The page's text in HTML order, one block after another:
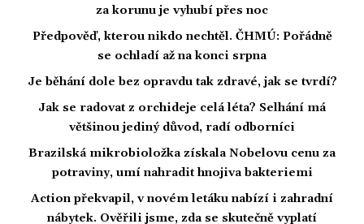
za korunu je vyhubí přes noc
Předpověď, kterou nikdo nechtěl. ČHMÚ: Pořádně
se ochladí až na konci srpna
Je běhání dole bez opravdu tak zdravé, jak se tvrdí?
Jak se radovat z orchideje celá léta? Selhání má
většinou jediný důvod, radí odborníci
Brazilská mikrobioložka získala Nobelovu cenu za
potraviny, umí nahradit hnojiva bakteriemi
Action překvapil, v novém letáku nabízí i zahradní
nábytek. Ověřili jsme, zda se skutečně vyplatí